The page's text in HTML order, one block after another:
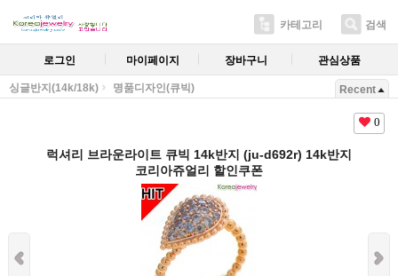
카테고리 검색
로그인 마이페이지 장바구니 관심상품
싱글반지(14k/18k) 명품디자인(큐빅) Recent
0
럭셔리 브라운라이트 큐빅 14k반지 (ju-d692r) 14k반지
코리아쥬얼리 할인쿠폰